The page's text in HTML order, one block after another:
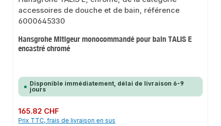
Hansgrohe Mitigeur monocommandé pour bain TALIS E
encastré chromé
Disponible immédiatement, délai de livraison 6-9
jours
Prix régulier :
165.82 CHF
Prix TTC, frais de livraison en sus